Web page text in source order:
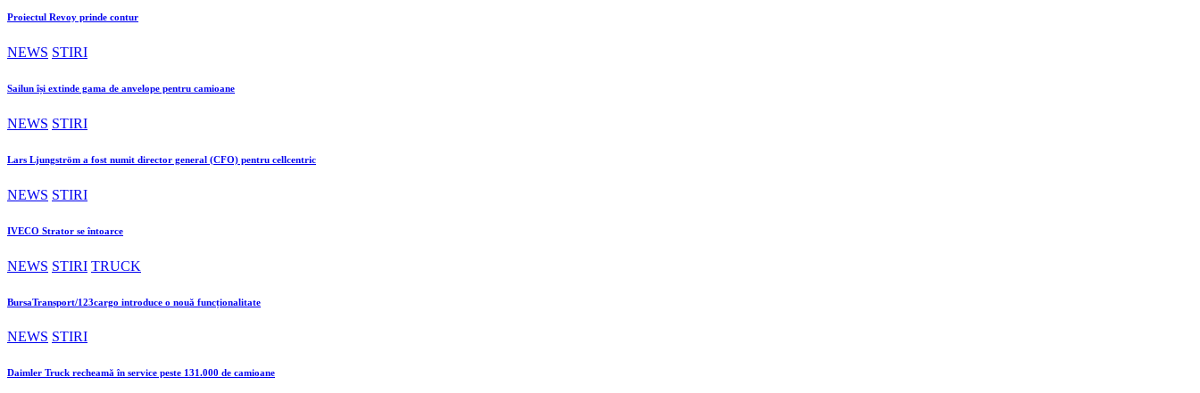
Proiectul Revoy prinde contur
NEWS STIRI
Sailun își extinde gama de anvelope pentru camioane
NEWS STIRI
Lars Ljungström a fost numit director general (CFO) pentru cellcentric
NEWS STIRI
IVECO Strator se întoarce
NEWS STIRI TRUCK
BursaTransport/123cargo introduce o nouă funcționalitate
NEWS STIRI
Daimler Truck recheamă în service peste 131.000 de camioane